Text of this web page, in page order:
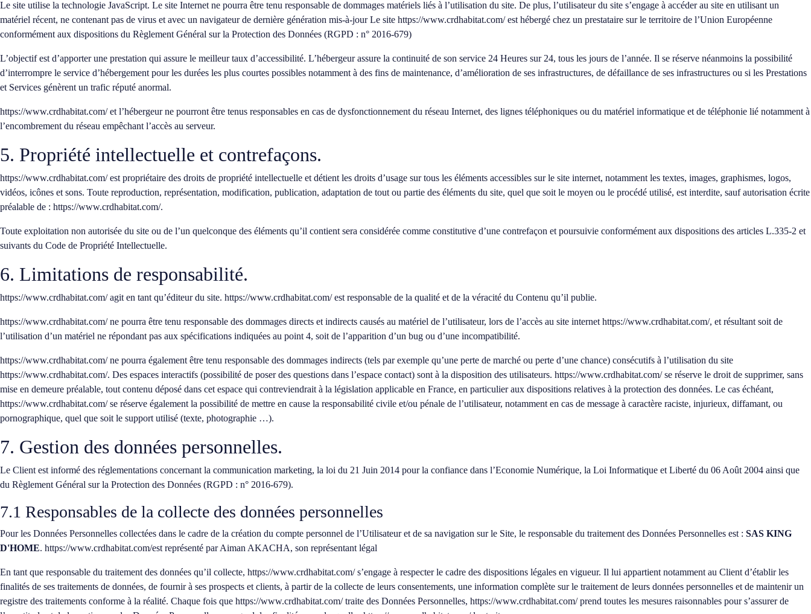
Le site utilise la technologie JavaScript. Le site Internet ne pourra être tenu responsable de dommages matériels liés à l’utilisation du site. De plus, l’utilisateur du site s’engage à accéder au site en utilisant un
matériel récent, ne contenant pas de virus et avec un navigateur de dernière génération mis-à-jour Le site https://www.crdhabitat.com/est hébergé chez un prestataire sur le territoire de l’Union Européenne
conformément aux dispositions du Règlement Général sur la Protection des Données (RGPD : n° 2016-679)
L’objectif est d’apporter une prestation qui assure le meilleur taux d’accessibilité. L’hébergeur assure la continuité de son service 24 Heures sur 24, tous les jours de l’année. Il se réserve néanmoins la possibilité
d’interrompre le service d’hébergement pour les durées les plus courtes possibles notamment à des fins de maintenance, d’amélioration de ses infrastructures, de défaillance de ses infrastructures ou si les Prestations
et Services génèrent un trafic réputé anormal.
https://www.crdhabitat.com/et l’hébergeur ne pourront être tenus responsables en cas de dysfonctionnement du réseau Internet, des lignes téléphoniques ou du matériel informatique et de téléphonie lié notamment à
l’encombrement du réseau empêchant l’accès au serveur.
5. Propriété intellectuelle et contrefaçons.
https://www.crdhabitat.com/est propriétaire des droits de propriété intellectuelle et détient les droits d’usage sur tous les éléments accessibles sur le site internet, notamment les textes, images, graphismes, logos,
vidéos, icônes et sons. Toute reproduction, représentation, modification, publication, adaptation de tout ou partie des éléments du site, quel que soit le moyen ou le procédé utilisé, est interdite, sauf autorisation écrite
préalable de : https://www.crdhabitat.com/.
Toute exploitation non autorisée du site ou de l’un quelconque des éléments qu’il contient sera considérée comme constitutive d’une contrefaçon et poursuivie conformément aux dispositions des articles L.335-2 et
suivants du Code de Propriété Intellectuelle.
6. Limitations de responsabilité.
https://www.crdhabitat.com/agit en tant qu’éditeur du site. https://www.crdhabitat.com/est responsable de la qualité et de la véracité du Contenu qu’il publie.
https://www.crdhabitat.com/ne pourra être tenu responsable des dommages directs et indirects causés au matériel de l’utilisateur, lors de l’accès au site internet https://www.crdhabitat.com/, et résultant soit de
l’utilisation d’un matériel ne répondant pas aux spécifications indiquées au point 4, soit de l’apparition d’un bug ou d’une incompatibilité.
https://www.crdhabitat.com/ne pourra également être tenu responsable des dommages indirects (tels par exemple qu’une perte de marché ou perte d’une chance) consécutifs à l’utilisation du site
https://www.crdhabitat.com/. Des espaces interactifs (possibilité de poser des questions dans l’espace contact) sont à la disposition des utilisateurs. https://www.crdhabitat.com/se réserve le droit de supprimer, sans
mise en demeure préalable, tout contenu déposé dans cet espace qui contreviendrait à la législation applicable en France, en particulier aux dispositions relatives à la protection des données. Le cas échéant,
https://www.crdhabitat.com/se réserve également la possibilité de mettre en cause la responsabilité civile et/ou pénale de l’utilisateur, notamment en cas de message à caractère raciste, injurieux, diffamant, ou
pornographique, quel que soit le support utilisé (texte, photographie …).
7. Gestion des données personnelles.
Le Client est informé des réglementations concernant la communication marketing, la loi du 21 Juin 2014 pour la confiance dans l’Economie Numérique, la Loi Informatique et Liberté du 06 Août 2004 ainsi que
du Règlement Général sur la Protection des Données (RGPD : n° 2016-679).
7.1 Responsables de la collecte des données personnelles
Pour les Données Personnelles collectées dans le cadre de la création du compte personnel de l’Utilisateur et de sa navigation sur le Site, le responsable du traitement des Données Personnelles est : SAS KING
D'HOME. https://www.crdhabitat.com/est représenté par Aiman AKACHA, son représentant légal
En tant que responsable du traitement des données qu’il collecte, https://www.crdhabitat.com/s’engage à respecter le cadre des dispositions légales en vigueur. Il lui appartient notamment au Client d’établir les
finalités de ses traitements de données, de fournir à ses prospects et clients, à partir de la collecte de leurs consentements, une information complète sur le traitement de leurs données personnelles et de maintenir un
registre des traitements conforme à la réalité. Chaque fois que https://www.crdhabitat.com/traite des Données Personnelles, https://www.crdhabitat.com/prend toutes les mesures raisonnables pour s’assurer de